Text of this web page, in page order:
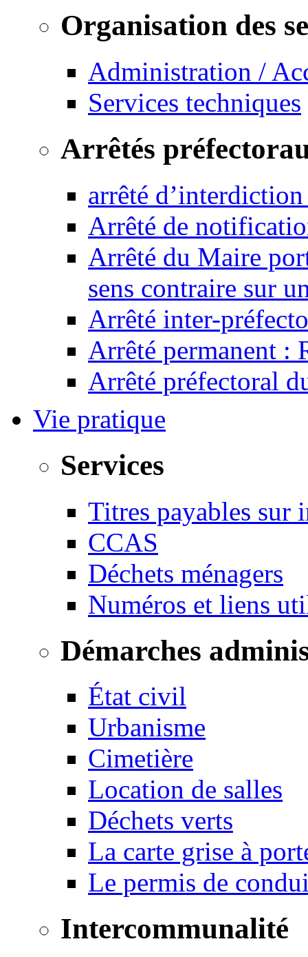
Organisation des
Administration /
Services techniques
Arrêtés
arrêté
Arrêté de
Arrêté du Maire
sens contraire sur
Arrêté inter-
Arrêté permanent :
Arrêté préfectoral
Vie pratique
Services
Titres payables sur
CCAS
Déchets ménagers
Numéros et liens
Démarches
État civil
Urbanisme
Cimetière
Location de salles
Déchets verts
La carte grise à
Le permis de
Intercommunalité